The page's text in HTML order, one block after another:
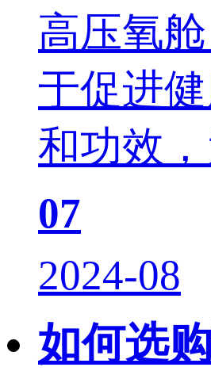
高压氧
于促进
和功效
07
2024-08
如何选